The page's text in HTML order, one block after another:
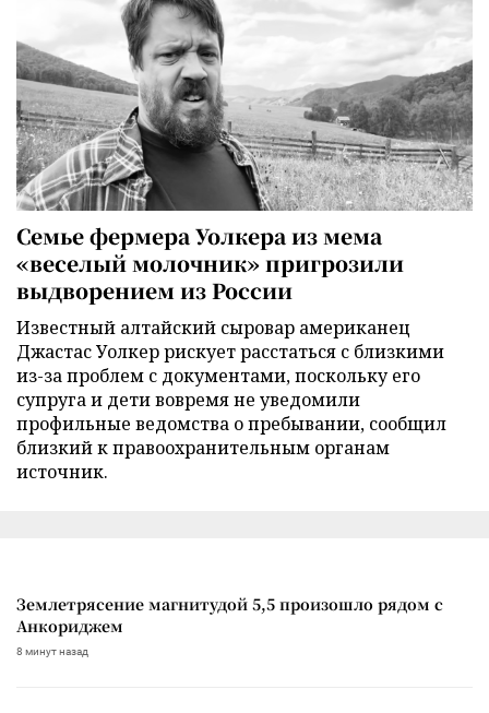
Семье фермера Уолкера из мема
«веселый молочник» пригрозили
выдворением из России
Известный алтайский сыровар американец
Джастас Уолкер рискует расстаться с близкими
из-за проблем с документами, поскольку его
супруга и дети вовремя не уведомили
профильные ведомства о пребывании, сообщил
близкий к правоохранительным органам
источник.
Землетрясение магнитудой 5,5 произошло рядом с
Анкориджем
8 минут назад